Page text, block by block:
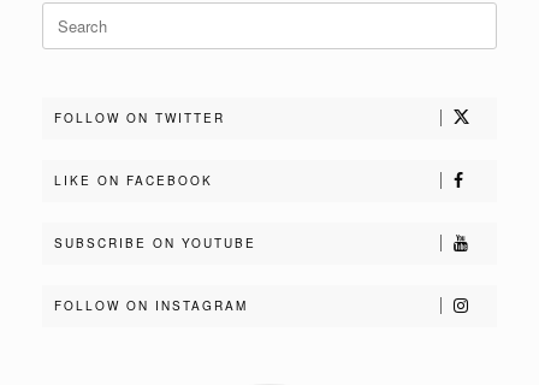
Search
for:
FOLLOW ON TWITTER
LIKE ON FACEBOOK
SUBSCRIBE ON YOUTUBE
FOLLOW ON INSTAGRAM